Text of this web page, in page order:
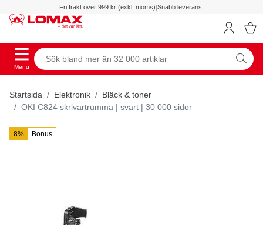
Fri frakt över 999 kr (exkl. moms)|Snabb leverans|
Menu
Startsida Elektronik
Bläck & toner
OKI C824 skrivartrumma | svart | 30 000 sidor
8% Bonus